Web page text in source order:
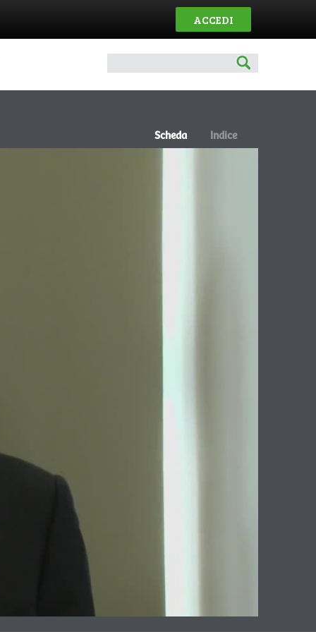
ACCEDI
Scheda Indice